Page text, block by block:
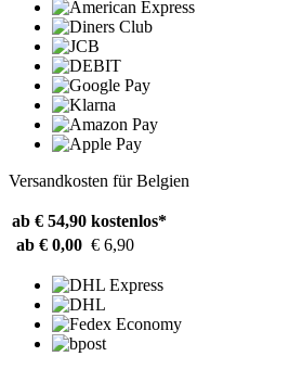
Versandkosten für Belgien
ab € 54,90 kostenlos*
ab € 0,00 € 6,90